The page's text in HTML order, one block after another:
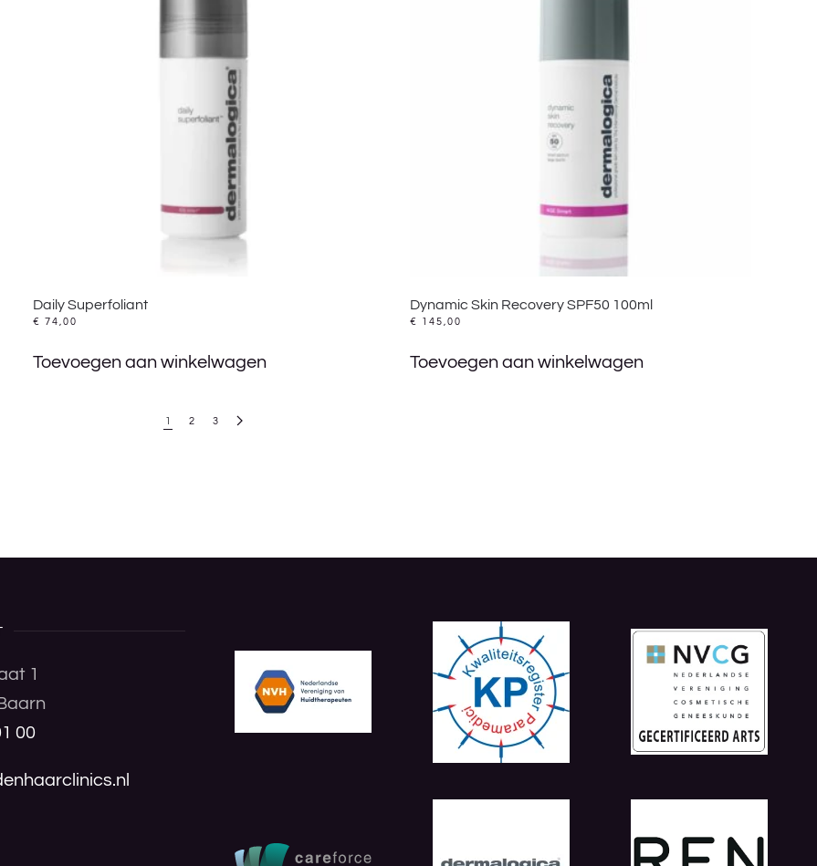
Daily Superfoliant
€ 74,00
Toevoegen aan winkelwagen
Dynamic Skin Recovery SPF50 100ml
€ 145,00
Toevoegen aan winkelwagen
1 2 3
1
00